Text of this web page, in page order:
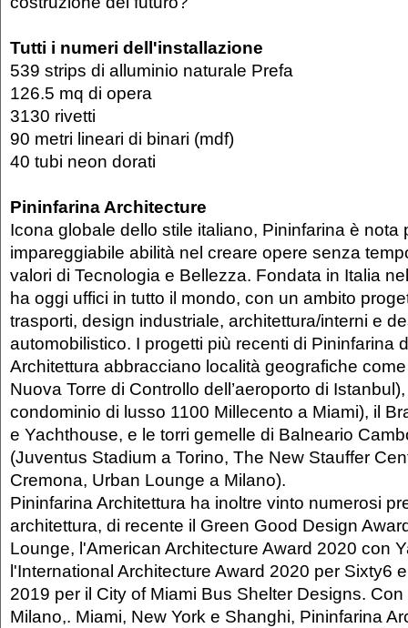
Tutti i numeri dell'installazione
539 strips di alluminio naturale Prefa
126.5 mq di opera
3130 rivetti
90 metri lineari di binari (mdf)
40 tubi neon dorati
Pininfarina Architecture
Icona globale dello stile italiano, Pininfarina è nota
impareggiabile abilità nel creare opere senza
valori di Tecnologia e Bellezza. Fondata in Italia
ha oggi uffici in tutto il mondo, con un ambito
trasporti, design industriale, architettura/interni e
automobilistico. I progetti più recenti di Pininfarina
Architettura abbracciano località geografiche
Nuova Torre di Controllo dell’aeroporto di
condominio di lusso 1100 Millecento a Miami), il
e Yachthouse, e le torri gemelle di Balneario
(Juventus Stadium a Torino, The New Stauffer
Cremona, Urban Lounge a Milano).
Pininfarina Architettura ha inoltre vinto numerosi
architettura, di recente il Green Good Design
Lounge, l'American Architecture Award 2020 con
l'International Architecture Award 2020 per Sixty6
2019 per il City of Miami Bus Shelter Designs.
Milano,. Miami, New York e Shanghi, Pininfarina